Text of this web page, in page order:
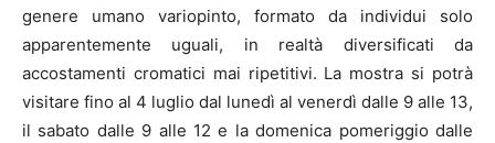
genere umano variopinto, formato da individui solo
apparentemente uguali, in realtà diversificati da
accostamenti cromatici mai ripetitivi. La mostra si potrà
visitare fino al 4 luglio dal lunedì al venerdì dalle 9 alle 13,
il sabato dalle 9 alle 12 e la domenica pomeriggio dalle